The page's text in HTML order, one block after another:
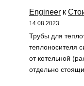
Engineer к
14.08.2023
Трубы для
теплоносителя
от котельной
отдельно